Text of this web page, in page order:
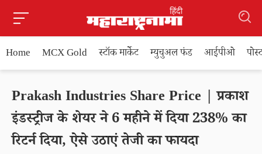
Home MCX Gold स्टॉक मार्केट म्युचुअल फंड आईपीओ
Prakash Industries Share Price | प्रकाश
इंडस्ट्रीज के शेयर ने 6 महीने में दिया 238% का
रिटर्न दिया, ऐसे उठाएं तेजी का फायदा